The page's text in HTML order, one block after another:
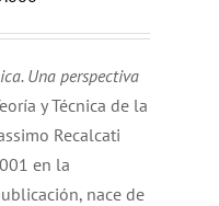
es:
$ 19.000.
Una perspectiva
y Técnica de la
Recalcati
en la
nace de